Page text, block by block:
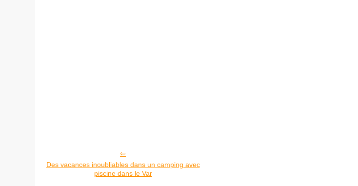
Des vacances inoubliables dans un camping avec
piscine dans le Var